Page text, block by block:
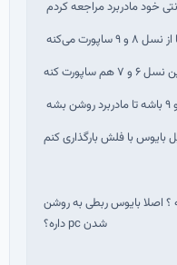
خود مادربرد مراجعه کردم
می‌کنه
کنه
۶ و ۷ مادربرد روشن میشه ؟ اصلا بایوس ربطی به روشن
شدن pc داره؟